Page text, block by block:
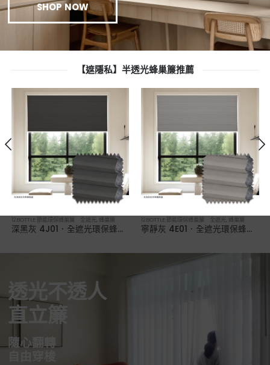
SHOP NOW
【遮隱私】半透光蜂巢簾推薦
12BOTTLE 節能環保蜂巢簾 全遮光 蜂巢簾
深黑灰 4J01．全遮光環保蜂巢簾
12BOTTLE 節能環保蜂巢簾 全遮光 蜂巢簾
寧靜灰 4E01．全遮光環保蜂巢簾
透光不透人
直立簾
隨心翻轉